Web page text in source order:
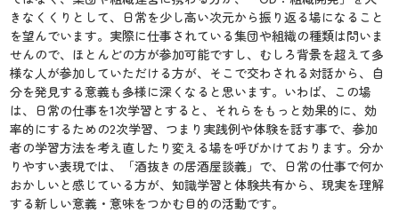
きなくくりとして、日常を少し高い次元から振り返る場になること
を望んでいます。実際に仕事されている集団や組織の種類は問いま
せんので、ほとんどの方が参加可能ですし、むしろ背景を超えて多
様な人が参加していただける方が、そこで交わされる対話から、自
分を発見する意義も多様に深くなると思います。いわば、この場
は、日常の仕事を1次学習とすると、それらをもっと効果的に、効
率的にするための2次学習、つまり実践例や体験を話す事で、参加
者の学習方法を考え直したり変える場を呼びかけております。分か
りやすい表現では、「酒抜きの居酒屋談義」で、日常の仕事で何か
おかしいと感じている方が、知識学習と体験共有から、現実を理解
する新しい意義・意味をつかむ目的の活動です。